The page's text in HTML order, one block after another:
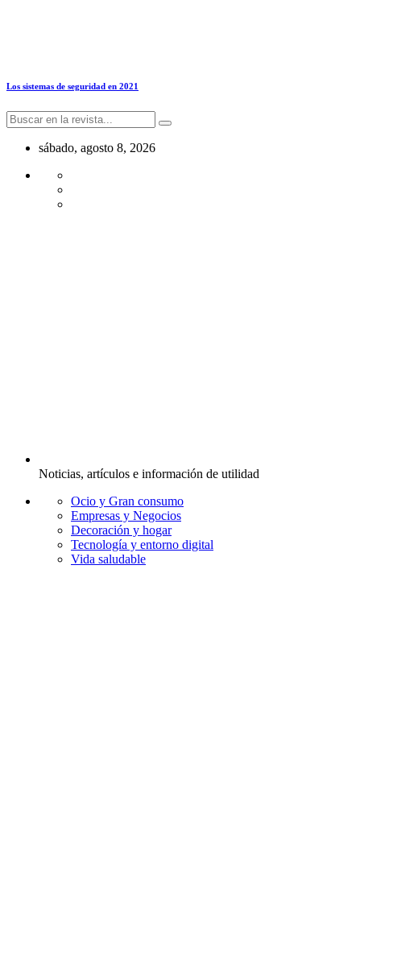
Los sistemas de seguridad en 2021
sábado, agosto 8, 2026
Noticias, artículos e información de utilidad
Ocio y Gran consumo
Empresas y Negocios
Decoración y hogar
Tecnología y entorno digital
Vida saludable